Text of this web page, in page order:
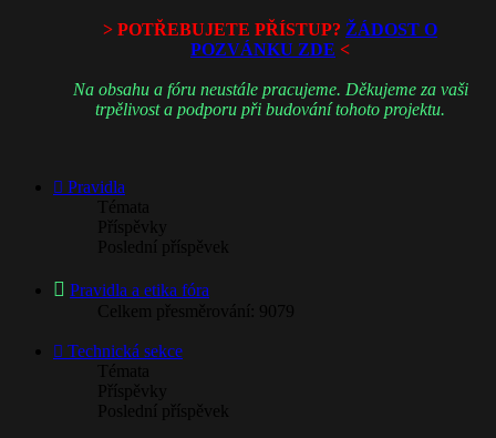
> POTŘEBUJETE PŘÍSTUP? ŽÁDOST O
POZVÁNKU ZDE <
Na obsahu a fóru neustále pracujeme. Děkujeme za vaši
trpělivost a podporu při budování tohoto projektu.
Pravidla
Témata
Příspěvky
Poslední příspěvek
Pravidla a etika fóra
Celkem přesměrování: 9079
Technická sekce
Témata
Příspěvky
Poslední příspěvek